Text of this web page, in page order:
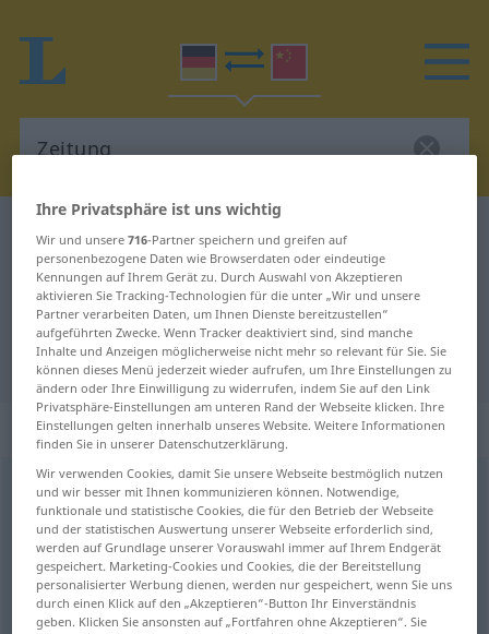
Deutsch-Chinesisch Wörterbuch Zeitung
Deutsch-Chinesisch Übersetzung
für "Zeitung"
"Zeitung" Chinesisch Übersetzung
„Zeitung“: Femininum
Zeitungf
Übersicht aller Übersetzungen
(Für mehr Details die Übersetzung anklicken/antippen)
报 报纸
Ihre Privatsphäre ist uns wichtig
Wir und unsere716-Partner speichern und greifen auf
personenbezogene Daten wie Browserdaten oder eindeutige
Kennungen auf Ihrem Gerät zu. Durch Auswahl von Akzeptieren
aktivieren Sie Tracking-Technologien für die unter „Wir und unsere
Partner verarbeiten Daten, um Ihnen Dienste bereitzustellen“
aufgeführten Zwecke. Wenn Tracker deaktiviert sind, sind manche
Inhalte und Anzeigen möglicherweise nicht mehr so relevant für Sie. Sie
können dieses Menü jederzeit wieder aufrufen, um Ihre Einstellungen zu
ändern oder Ihre Einwilligung zu widerrufen, indem Sie auf den Link
Privatsphäre-Einstellungen am unteren Rand der Webseite klicken. Ihre
Einstellungen gelten innerhalb unseres Website. Weitere Informationen
finden Sie in unserer Datenschutzerklärung.
Wir verwenden Cookies, damit Sie unsere Webseite bestmöglich nutzen
und wir besser mit Ihnen kommunizieren können. Notwendige,
funktionale und statistische Cookies, die für den Betrieb der Webseite
und der statistischen Auswertung unserer Webseite erforderlich sind,
werden auf Grundlage unserer Vorauswahl immer auf Ihrem Endgerät
gespeichert. Marketing-Cookies und Cookies, die der Bereitstellung
personalisierter Werbung dienen, werden nur gespeichert, wenn Sie uns
durch einen Klick auf den „Akzeptieren“-Button Ihr Einverständnis
geben. Klicken Sie ansonsten auf „Fortfahren ohne Akzeptieren“. Sie